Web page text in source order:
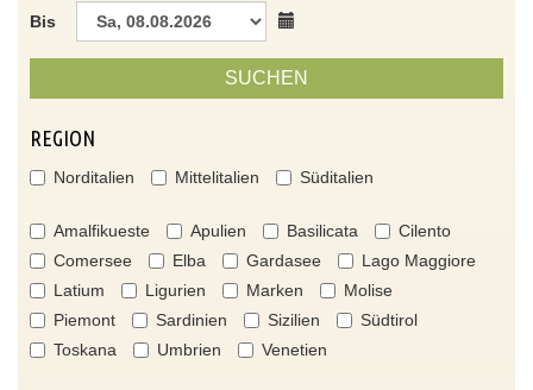
Bis
SUCHEN
REGION
Norditalien Mittelitalien Süditalien
Amalfikueste Apulien Basilicata
Cilento
Comersee
Elba Gardasee
Lago Maggiore
Latium
Ligurien Marken
Molise
Piemont
Sardinien Sizilien
Südtirol
Toskana
Umbrien Venetien